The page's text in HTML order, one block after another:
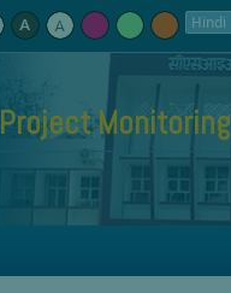
Project Monitoring